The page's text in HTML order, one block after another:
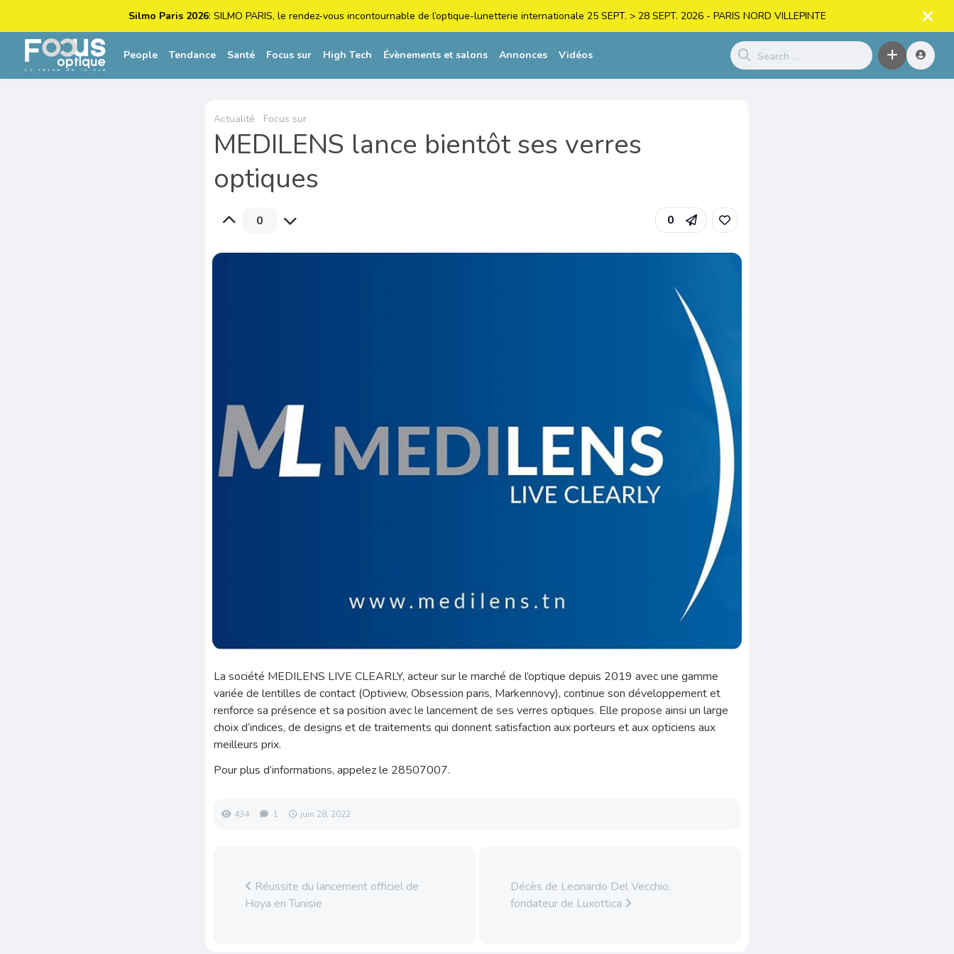
Silmo Paris 2026: SILMO PARIS, le rendez-vous incontournable de l’optique-lunetterie internationale 25 SEPT. > 28 SEPT. 2026 - PARIS NORD VILLEPINTE
People Tendance Santé Focus sur High Tech Évènements et salons Annonces Vidéos
Actualité Focus sur
MEDILENS lance bientôt ses verres
optiques
0 0
La société MEDILENS LIVE CLEARLY, acteur sur le marché de l’optique depuis 2019 avec une gamme
variée de lentilles de contact (Optiview, Obsession paris, Markennovy), continue son développement et
renforce sa présence et sa position avec le lancement de ses verres optiques. Elle propose ainsi un large
choix d’indices, de designs et de traitements qui donnent satisfaction aux porteurs et aux opticiens aux
meilleurs prix.
Pour plus d’informations, appelez le 28507007.
434 1 juin 28, 2022
Réussite du lancement officiel de
Hoya en Tunisie
Décès de Leonardo Del Vecchio,
fondateur de Luxottica